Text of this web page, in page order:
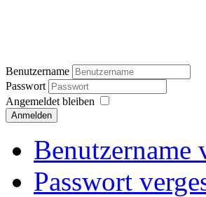
Benutzername
Passwort
Angemeldet bleiben
Anmelden
Benutzername
Passwort